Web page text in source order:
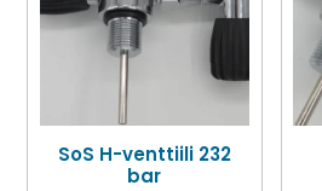
SoS H-venttiili 232
bar